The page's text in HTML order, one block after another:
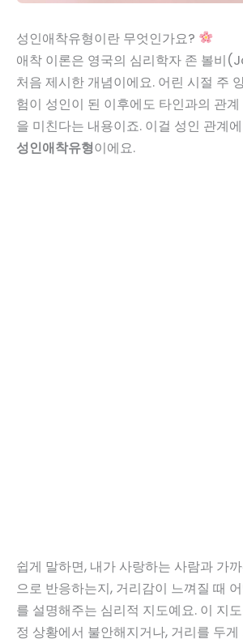
성인애착유형이란 무엇인가요?
애착 이론은 영국의 심리학자 존 볼비
처음 제시한 개념이에요. 어린 시절 주
험이 성인이 된 이후에도 타인과의 관
을 미친다는 내용이죠. 이걸 성인 관계
성인애착유형이에요.
쉽게 말하면, 내가 사랑하는 사람과 가
으로 반응하는지, 거리감이 느껴질 때
를 설명해주는 심리적 지도예요. 이 지
정 상황에서 불안해지거나, 거리를 두게